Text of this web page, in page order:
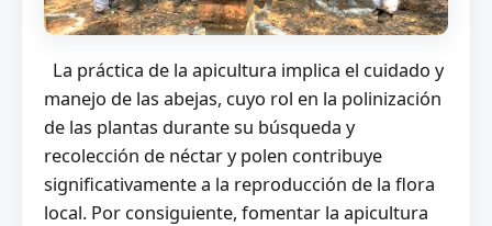
La práctica de la apicultura implica el cuidado y
manejo de las abejas, cuyo rol en la polinización
de las plantas durante su búsqueda y
recolección de néctar y polen contribuye
significativamente a la reproducción de la flora
local. Por consiguiente, fomentar la apicultura